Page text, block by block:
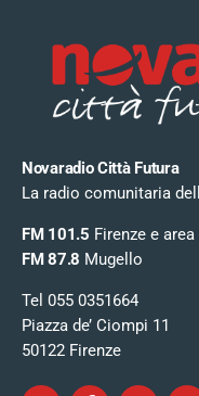
Novaradio Città Futura
La radio comunitaria
FM 101.5 Firenze e
FM 87.8 Mugello
Tel 055 0351664
Piazza de’ Ciompi 11
50122 Firenze